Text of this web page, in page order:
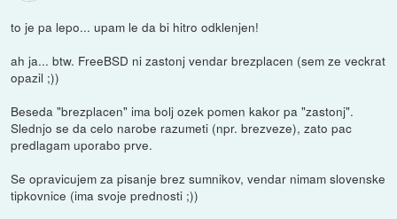
to je pa lepo... upam le da bi hitro odklenjen!
ah ja... btw. FreeBSD ni zastonj vendar brezplacen (sem ze veckrat
opazil ;))
Beseda "brezplacen" ima bolj ozek pomen kakor pa "zastonj".
Slednjo se da celo narobe razumeti (npr. brezveze), zato pac
predlagam uporabo prve.
Se opravicujem za pisanje brez sumnikov, vendar nimam slovenske
tipkovnice (ima svoje prednosti ;))